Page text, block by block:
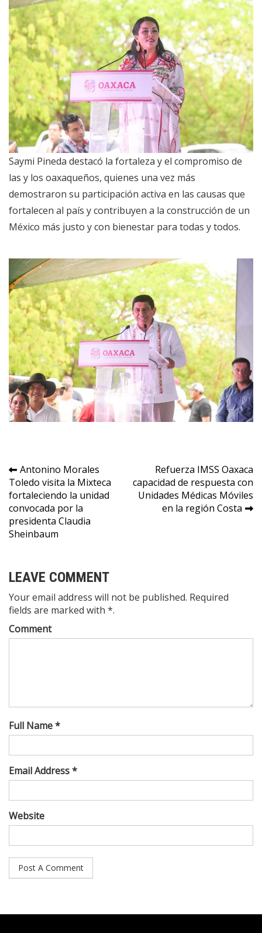
Saymi Pineda destacó la fortaleza y el compromiso de
las y los oaxaqueños, quienes una vez más
demostraron su participación activa en las causas que
fortalecen al país y contribuyen a la construcción de un
México más justo y con bienestar para todas y todos.
Navegación
de
entradas
Antonino Morales
Toledo visita la Mixteca
fortaleciendo la unidad
convocada por la
presidenta Claudia
Sheinbaum
Refuerza IMSS Oaxaca
capacidad de respuesta con
Unidades Médicas Móviles
en la región Costa
LEAVE COMMENT
Your email address will not be published. Required
fields are marked with *.
Comment
Full Name *
Email Address *
Website